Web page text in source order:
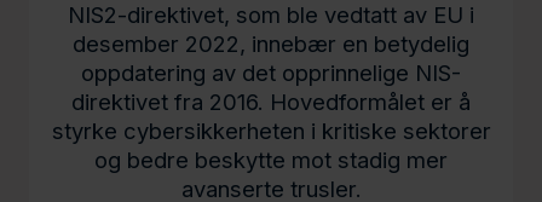
NIS2-direktivet, som ble vedtatt av EU i
desember 2022, innebær en betydelig
oppdatering av det opprinnelige NIS-
direktivet fra 2016. Hovedformålet er å
styrke cybersikkerheten i kritiske sektorer
og bedre beskytte mot stadig mer
avanserte trusler.